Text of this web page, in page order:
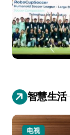
智慧生活
电视